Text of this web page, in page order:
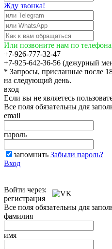
Жду звонка!
Или позвоните нам по
+7-926-777-32-47
+7-925-642-36-56 (дежурный
* Запросы, присланные после
на следующий день.
вход
Если вы не являетесь
Все поля обязательны для
email
пароль
запомнить Забыли пароль?
Вход
Войти через:
регистрация
Все поля обязательны для
фамилия
имя